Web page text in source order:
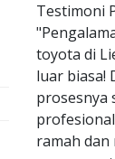
Testimoni
toyota di
luar biasa!
prosesnya
ramah dan